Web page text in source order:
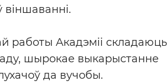
віншаванні.
работы Акадэміі складаюць
шырокае выкарыстанне
да вучобы.